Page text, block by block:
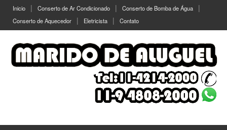
Pular
menu
Inicio Conserto de Ar Condicionado
Conserto de Bomba de Água
Conserto de Aquecedor
Eletricista Contato